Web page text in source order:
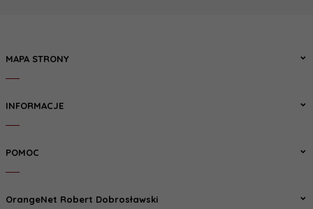
MAPA STRONY
INFORMACJE
POMOC
OrangeNet Robert Dobrosławski